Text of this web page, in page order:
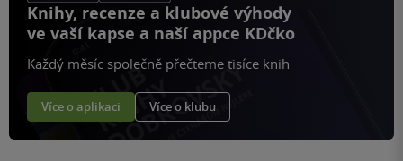
Knihy, recenze a klubové výhody
ve vaší kapse a naší appce KDčko
Každý měsíc společně přečteme tisíce knih
Více o aplikaci Více o klubu